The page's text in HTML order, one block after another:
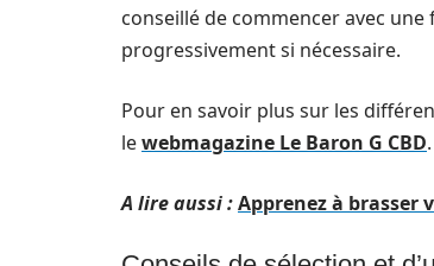
conseillé de commencer avec
progressivement si nécessaire.
Pour en savoir plus sur les
lewebmagazine Le Baron G CBD.
A lire aussi :Apprenez à brasser